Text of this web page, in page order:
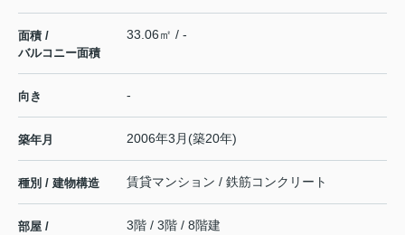
面積 /
バルコニー面積
33.06㎡ / -
向き -
築年月 2006年3月(築20年)
種別 / 建物構造 賃貸マンション / 鉄筋コンクリート
部屋 /
3階 / 3階 / 8階建